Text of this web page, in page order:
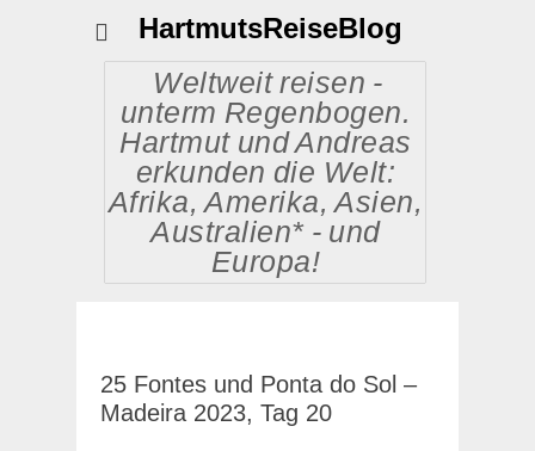
HartmutsReiseBlog
Weltweit reisen -
unterm Regenbogen.
Hartmut und Andreas
erkunden die Welt:
Afrika, Amerika, Asien,
Australien* - und
Europa!
25 Fontes und Ponta do Sol –
Madeira 2023, Tag 20